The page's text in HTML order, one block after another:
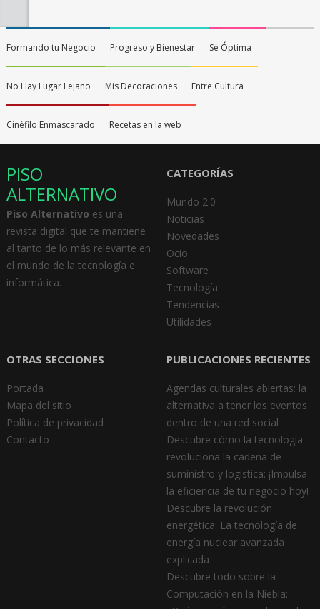
Formando tu Negocio Progreso y Bienestar Sé Óptima
No Hay Lugar Lejano Mis Decoraciones Entre Cultura
Cinéfilo Enmascarado Recetas en la web
PISO
ALTERNATIVO
Piso Alternativo es una
revista digital que te mantiene
al tanto de lo más relevante en
el mundo de la tecnología e
informática.
CATEGORÍAS
Mundo 2.0
Noticias
Novedades
Ocio
Software
Tecnología
Tendencias
Utilidades
OTRAS SECCIONES
Portada
Mapa del sitio
Política de privacidad
Contacto
PUBLICACIONES RECIENTES
Agendas culturales abiertas: la
alternativa a tener los eventos
dentro de una red social
Descubre cómo la tecnología
revoluciona la cadena de
suministro y logística: ¡Impulsa
la eficiencia de tu negocio hoy!
Descubre la revolución
energética: La tecnología de
energía nuclear avanzada
explicada
Descubre todo sobre la
Computación en la Niebla: